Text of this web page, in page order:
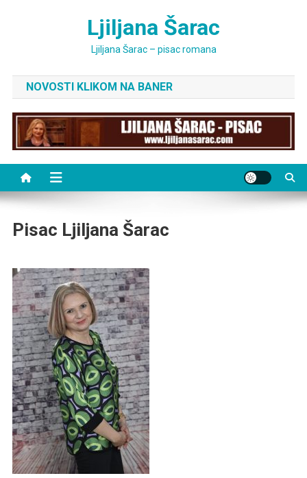
Ljiljana Šarac
Ljiljana Šarac – pisac romana
NOVOSTI KLIKOM NA BANER
Pisac Ljiljana Šarac